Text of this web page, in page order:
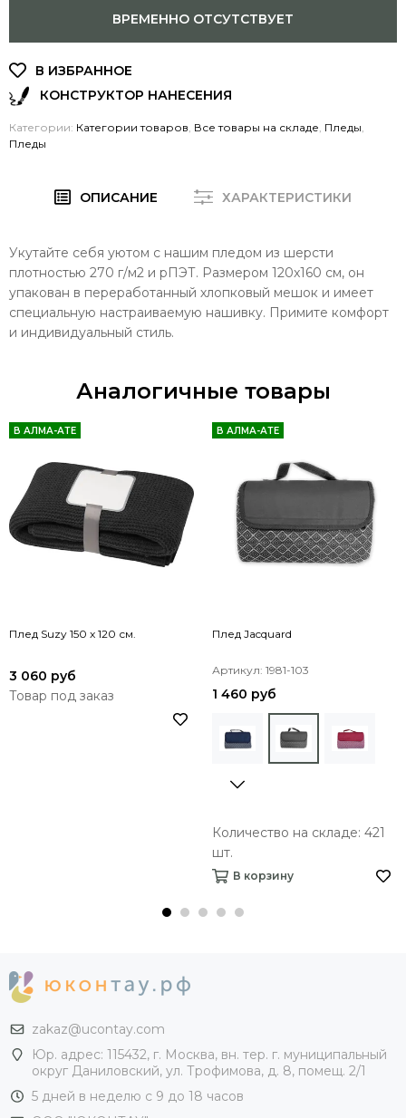
ВРЕМЕННО ОТСУТСТВУЕТ
КОНСТРУКТОР НАНЕСЕНИЯ
Категории: Категории товаров Все товары на складе Пледы
Пледы
ОПИСАНИЕ ХАРАКТЕРИСТИКИ
Укутайте себя уютом с нашим пледом из шерсти
плотностью 270 г/м2 и рПЭТ. Размером 120x160 см, он
упакован в переработанный хлопковый мешок и имеет
специальную настраиваемую нашивку. Примите комфорт
и индивидуальный стиль.
Аналогичные товары
В АЛМА-АТЕ
Плед Suzy 150 x 120 см.
3 060 руб
Товар под заказ
В АЛМА-АТЕ
Плед Jacquard
Артикул: 1981-103
1 460 руб
Количество на складе: 421
шт.
В корзину
zakaz@ucontay.com
Юр. адрес: 115432, г. Москва, вн. тер. г. муниципальный
округ Даниловский, ул. Трофимова, д. 8, помещ. 2/1
5 дней в неделю с 9 до 18 часов